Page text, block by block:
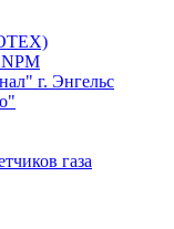
г. Энгельс
газа